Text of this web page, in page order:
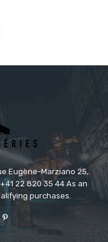
Eugène-Marziano 25,
22 820 35 44 As an
purchases.